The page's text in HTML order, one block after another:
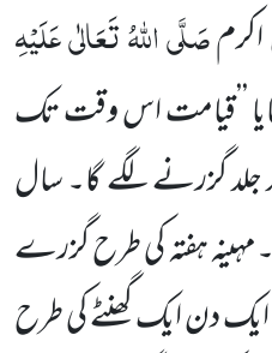
صَلَّی اللہُ تَعَالٰی عَلَیْہِ
’’قیامت اس وقت تک
جلد گزرنے لگے گا۔ سال
ہفتہ کیطرح گزرے
دن ایک گھنٹے کی طرح